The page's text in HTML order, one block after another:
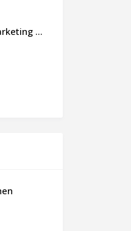
Jasmin Schwanke – Digitales Marketing & KI-gestützte Contenterstellung